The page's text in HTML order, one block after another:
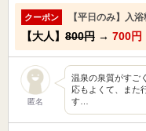
クーポン 【平日のみ】入
【大人】 800円 → 700円
匿名
温泉の泉質がすご
応もよくて、また
す…